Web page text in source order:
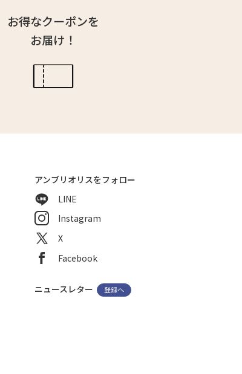
お得なクーポンを
お届け！
アンブリオリスをフォロー
LINE
Instagram
X
Facebook
ニュースレター 登録へ